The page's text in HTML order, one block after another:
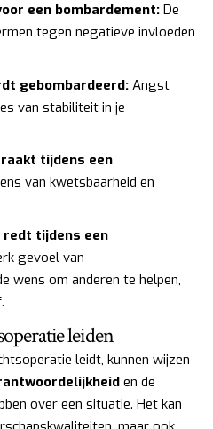
een bombardement: De
tegen negatieve invloeden
gebombardeerd: Angst
van stabiliteit in je
tijdens een
van kwetsbaarheid en
redt tijdens een
gevoel van
wens om anderen te helpen,
leiden
leidt, kunnen wijzen
en de
over een situatie. Het kan